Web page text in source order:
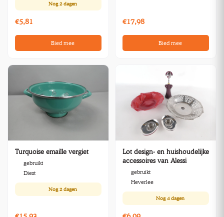
Nog2 dagen
€5,81
Bied mee
€17,98
Bied mee
Turquoise emaille vergiet
gebruikt
Diest
Nog2 dagen
Lot design- en huishoudelijke
accessoires van Alessi
gebruikt
Heverlee
Nog4 dagen